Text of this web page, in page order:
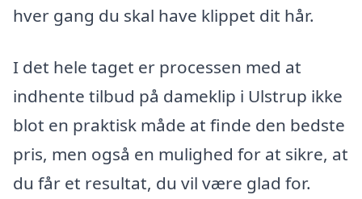
hver gang du skal have klippet dit hår.
I det hele taget er processen med at
indhente tilbud på dameklip i Ulstrup ikke
blot en praktisk måde at finde den bedste
pris, men også en mulighed for at sikre, at
du får et resultat, du vil være glad for.